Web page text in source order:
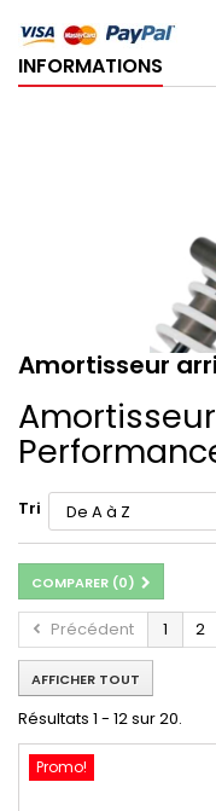
INFORMATIONS
Amortisseur
Tri
COMPARER (0)
Précédent 1 2
AFFICHER TOUT
Résultats 1 - 12 sur 20.
Promo!